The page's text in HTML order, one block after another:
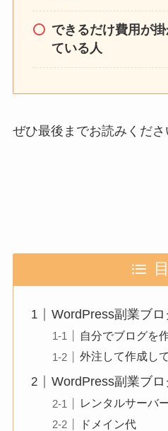
できるだけ費用が
ている人
ぜひ最後までお読みくださ
WordPress副業ブ
自分でブログを
外注して作成し
WordPress副業ブ
レンタルサーバ
ドメイン代